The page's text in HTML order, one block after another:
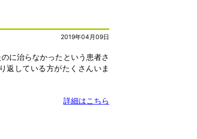
2019年04月09日
に治らなかったという患者さ
返している方がたくさんいま
詳細はこちら